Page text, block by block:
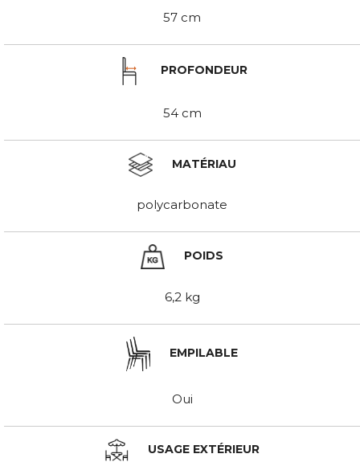
57 cm
PROFONDEUR
54 cm
MATÉRIAU
polycarbonate
POIDS
6,2 kg
EMPILABLE
Oui
USAGE EXTÉRIEUR